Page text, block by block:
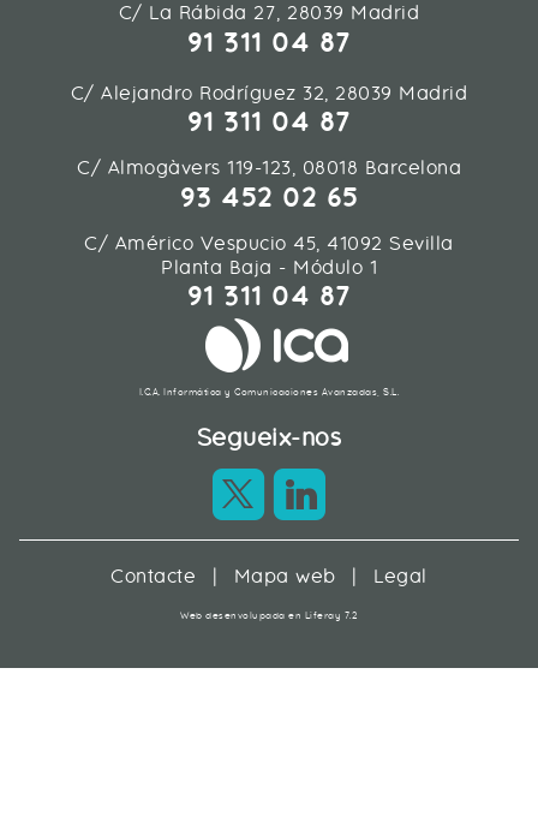
C/ La Rábida 27, 28039 Madrid
91 311 04 87
C/ Alejandro Rodríguez 32, 28039 Madrid
91 311 04 87
C/ Almogàvers 119-123, 08018 Barcelona
93 452 02 65
C/ Américo Vespucio 45, 41092 Sevilla
Planta Baja - Módulo 1
91 311 04 87
I.C.A. Informática y Comunicaciones Avanzadas, S.L.
Segueix-nos
Contacte | Mapa web | Legal
Web desenvolupada en Liferay 7.2